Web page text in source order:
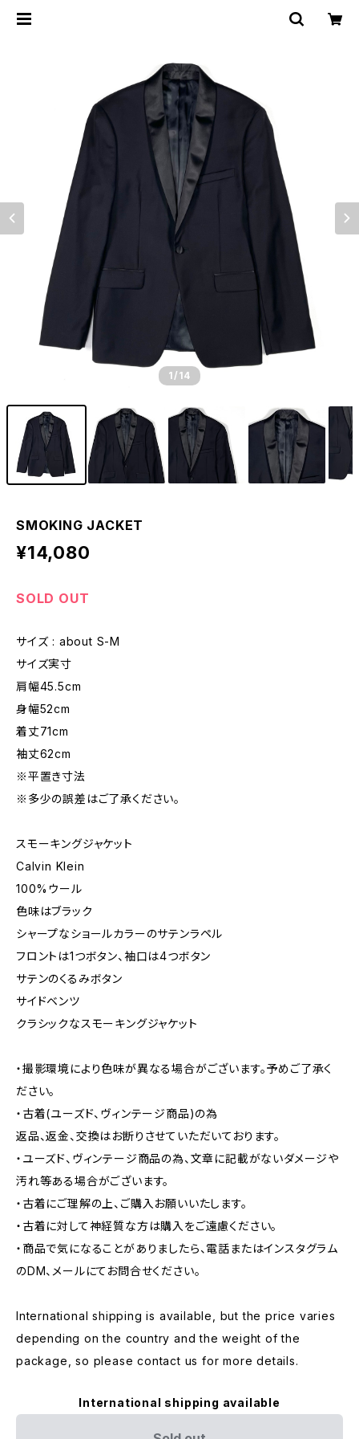
1 /14
SMOKING JACKET
¥14,080
SOLD OUT
サイズ : about S-M
サイズ実寸
肩幅45.5cm
身幅52cm
着丈71cm
袖丈62cm
※平置き寸法
※多少の誤差はご了承ください。
スモーキングジャケット
Calvin Klein
100%ウール
色味はブラック
シャープなショールカラーのサテンラペル
フロントは1つボタン、袖口は4つボタン
サテンのくるみボタン
サイドベンツ
クラシックなスモーキングジャケット
・撮影環境により色味が異なる場合がございます。予めご了承く
ださい。
・古着(ユーズド、ヴィンテージ商品)の為
返品、返金、交換はお断りさせていただいております。
・ユーズド、ヴィンテージ商品の為、文章に記載がないダメージや
汚れ等ある場合がございます。
・古着にご理解の上、ご購入お願いいたします。
・古着に対して神経質な方は購入をご遠慮ください。
・商品で気になることがありましたら、電話またはインスタグラム
のDM、メールにてお問合せください。
International shipping is available, but the price varies
depending on the country and the weight of the
package, so please contact us for more details.
International shipping available